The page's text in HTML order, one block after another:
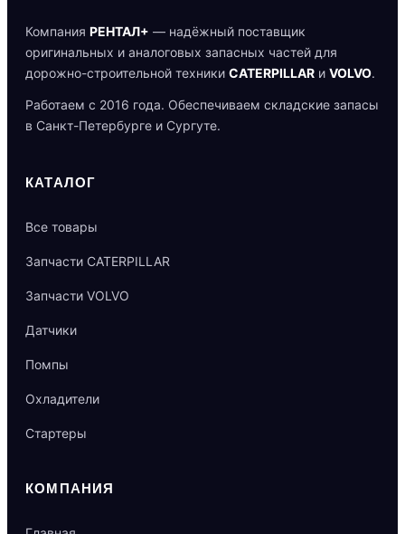
Компания РЕНТАЛ+ — надёжный поставщик
оригинальных и аналоговых запасных частей для
дорожно-строительной техники CATERPILLAR и VOLVO.
Работаем с 2016 года. Обеспечиваем складские запасы
в Санкт-Петербурге и Сургуте.
КАТАЛОГ
Все товары
Запчасти CATERPILLAR
Запчасти VOLVO
Датчики
Помпы
Охладители
Стартеры
КОМПАНИЯ